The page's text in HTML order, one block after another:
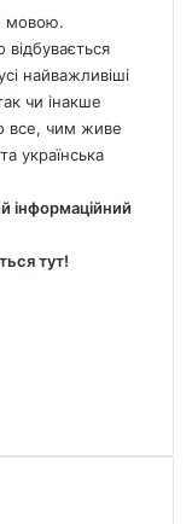
мовою.
найважливіші
чи інакше
все, чим живе
українська
інформаційний
тут!